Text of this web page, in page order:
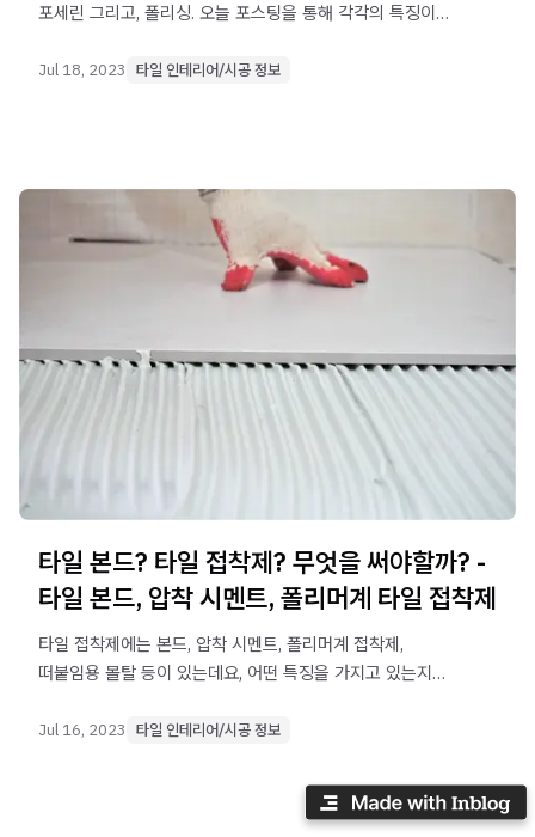
포세린 그리고, 폴리싱. 오늘 포스팅을 통해 각각의 특징이
Jul 18, 2023 타일 인테리어/시공 정보
타일 본드? 타일 접착제? 무엇을 써야할까? -
타일 본드, 압착 시멘트, 폴리머계 타일 접착제
타일 접착제에는 본드, 압착 시멘트, 폴리머계 접착제,
떠붙임용 몰탈 등이 있는데요, 어떤 특징을 가지고 있는지
Jul 16, 2023 타일 인테리어/시공 정보